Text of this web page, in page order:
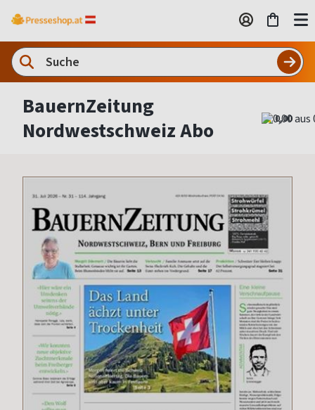
BauernZeitung
Nordwestschweiz Abo
0,00